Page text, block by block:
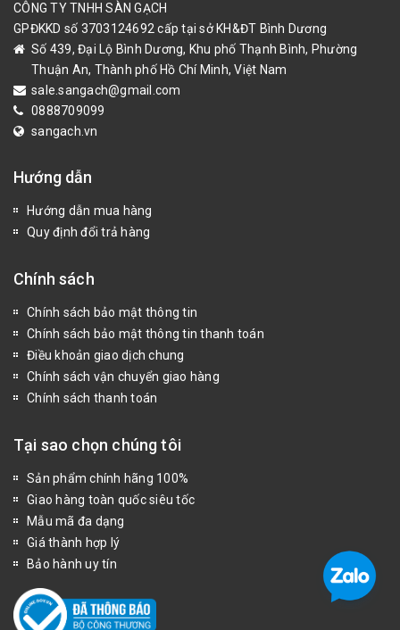
CÔNG TY TNHH SÀN GẠCH
GPĐKKD số 3703124692 cấp tại sở KH&ĐT Bình Dương
Số 439, Đại Lộ Bình Dương, Khu phố Thạnh Bình, Phường
Thuận An, Thành phố Hồ Chí Minh, Việt Nam
sale.sangach@gmail.com
0888709099
sangach.vn
Hướng dẫn
Hướng dẫn mua hàng
Quy định đổi trả hàng
Chính sách
Chính sách bảo mật thông tin
Chính sách bảo mật thông tin thanh toán
Điều khoản giao dịch chung
Chính sách vận chuyển giao hàng
Chính sách thanh toán
Tại sao chọn chúng tôi
Sản phẩm chính hãng 100%
Giao hàng toàn quốc siêu tốc
Mẫu mã đa dạng
Giá thành hợp lý
Bảo hành uy tín